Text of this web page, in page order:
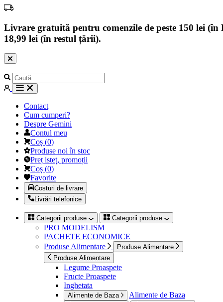
Livrare gratuită pentru comenzile de peste 150 lei
18,99 lei (în restul țării).
Contact
Cum cumperi?
Despre Gemini
Contul meu
Coș (0)
Produse noi în stoc
Preț isteț, promoții
Coș (0)
Favorite
Costuri de livrare
Livrări telefonice
Categorii produse Categorii produse
PRO MODELISM
PACHETE ECONOMICE
Produse Alimentare
Produse Alimentare
Produse Alimentare
Legume Proaspete
Fructe Proaspete
Inghetata
Alimente de Baza Alimente de Baza